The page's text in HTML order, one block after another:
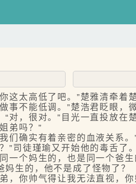
太高低了吧。”楚雅清牵着楚
不能低调。”楚浩君眨眼，
，很对。”目光一直投放在
弟吗？”
确实有着亲密的血液关系。
司徒瑾瑜又开始他的毒舌了。
个妈生的，也是同一个爸生
生的，他不是成了怪物了？
你帅气得让我无法直视，你